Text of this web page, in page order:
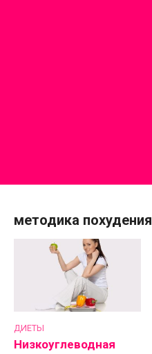
методика похудения
ДИЕТЫ
Низкоуглеводная